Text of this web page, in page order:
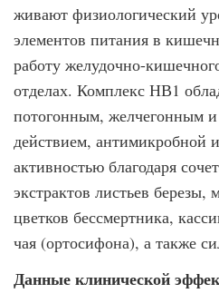
живают физиологический
элементов питания в
работу желудочно-
отделах. Комплекс НВ1
потогонным, желчегонным
действи­ем, антимикробной
активностью благодаря
экстрактов листьев
цветков бессмертника,
чая (ортосифона), а также
Данные клинической